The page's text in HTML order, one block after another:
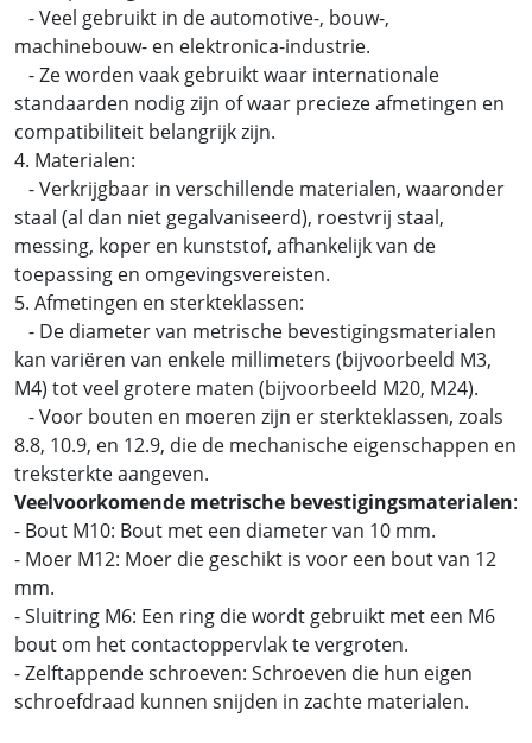
- Veel gebruikt in de automotive-, bouw-,
machinebouw- en elektronica-industrie.
- Ze worden vaak gebruikt waar internationale
standaarden nodig zijn of waar precieze afmetingen en
compatibiliteit belangrijk zijn.
4. Materialen:
- Verkrijgbaar in verschillende materialen, waaronder
staal (al dan niet gegalvaniseerd), roestvrij staal,
messing, koper en kunststof, afhankelijk van de
toepassing en omgevingsvereisten.
5. Afmetingen en sterkteklassen:
- De diameter van metrische bevestigingsmaterialen
kan variëren van enkele millimeters (bijvoorbeeld M3,
M4) tot veel grotere maten (bijvoorbeeld M20, M24).
- Voor bouten en moeren zijn er sterkteklassen, zoals
8.8, 10.9, en 12.9, die de mechanische eigenschappen en
treksterkte aangeven.
Veelvoorkomende metrische bevestigingsmaterialen:
- Bout M10: Bout met een diameter van 10 mm.
- Moer M12: Moer die geschikt is voor een bout van 12
mm.
- Sluitring M6: Een ring die wordt gebruikt met een M6
bout om het contactoppervlak te vergroten.
- Zelftappende schroeven: Schroeven die hun eigen
schroefdraad kunnen snijden in zachte materialen.